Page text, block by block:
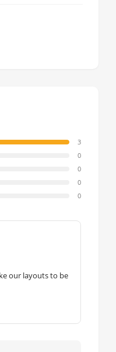
3
0
0
0
0
our layouts to be